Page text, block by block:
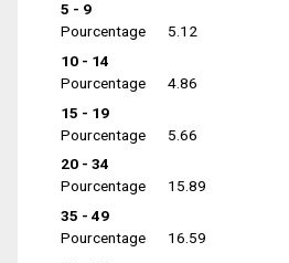
5 - 9
Pourcentage
5.12
10 - 14
Pourcentage
4.86
15 - 19
Pourcentage
5.66
20 - 34
Pourcentage
15.89
35 - 49
Pourcentage
16.59